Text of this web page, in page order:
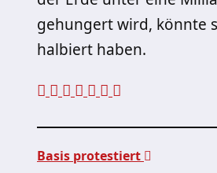
gehungert wird, könnte
halbiert haben.
Basis protestiert